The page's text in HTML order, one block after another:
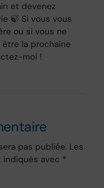
et devenez
🍃 Si vous vous
ou si vous ne
la prochaine
moi !
pas publiée. Les
indiqués avec *